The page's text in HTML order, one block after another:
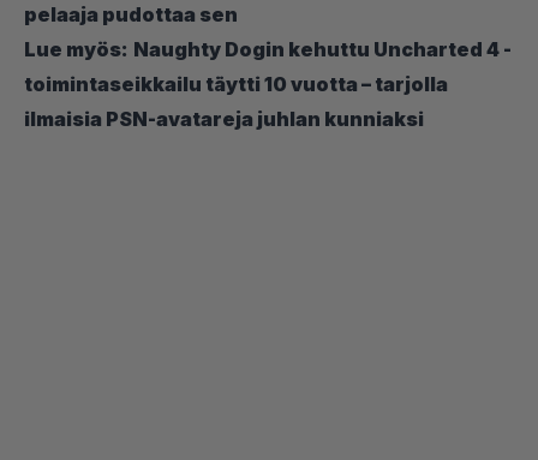
pelaaja pudottaa sen
Lue myös: Naughty Dogin kehuttu Uncharted 4 -
toimintaseikkailu täytti 10 vuotta – tarjolla
ilmaisia PSN-avatareja juhlan kunniaksi